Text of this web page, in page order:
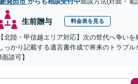
生前贈与 料金表を見る
【北陸・甲信越エリア対応】次の世代へ争い
っかり記載する遺言書作成で将来のトラブ
面談可】